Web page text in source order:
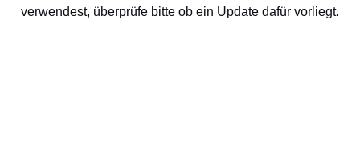
verwendest, überprüfe bitte ob ein Update dafür vorliegt.